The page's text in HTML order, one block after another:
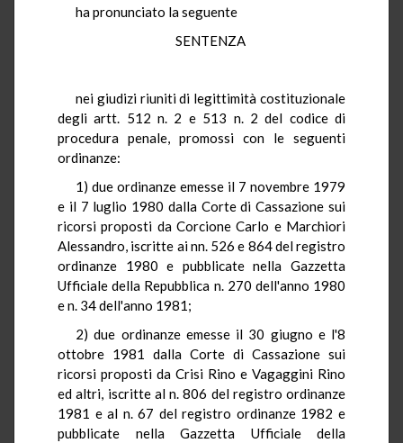
ha pronunciato la seguente
SENTENZA
nei giudizi riuniti di legittimità costituzionale
degli artt. 512 n. 2 e 513 n. 2 del codice di
procedura penale, promossi con le seguenti
ordinanze:
1) due ordinanze emesse il 7 novembre 1979
e il 7 luglio 1980 dalla Corte di Cassazione sui
ricorsi proposti da Corcione Carlo e Marchiori
Alessandro, iscritte ai nn. 526 e 864 del registro
ordinanze 1980 e pubblicate nella Gazzetta
Ufficiale della Repubblica n. 270 dell'anno 1980
e n. 34 dell'anno 1981;
2) due ordinanze emesse il 30 giugno e l'8
ottobre 1981 dalla Corte di Cassazione sui
ricorsi proposti da Crisi Rino e Vagaggini Rino
ed altri, iscritte al n. 806 del registro ordinanze
1981 e al n. 67 del registro ordinanze 1982 e
pubblicate nella Gazzetta Ufficiale della